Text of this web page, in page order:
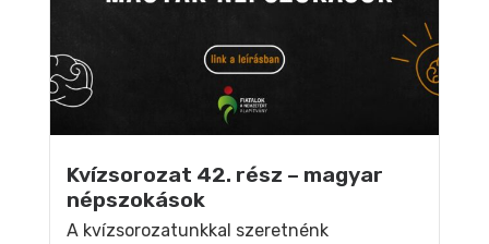
Kvízsorozat 42. rész – magyar
népszokások
A kvízsorozatunkkal szeretnénk